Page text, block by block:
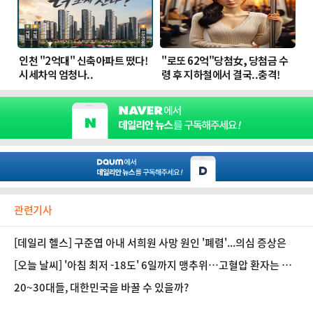
관련기사
[데일리 헬스] 구준엽 아내 서희원 사망 원인 '폐렴'...의심 증상은
[오늘 날씨] '아침 최저 -18도' 6일까지 맹추위…고혈압 환자는 무
리한 운동 삼가야
20~30대들, 대한민국을 바꿀 수 있을까?